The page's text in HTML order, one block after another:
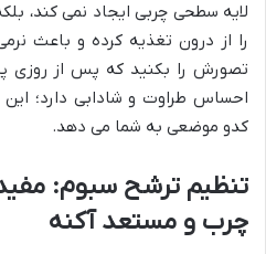
لایه سطحی چربی ایجاد نمی کند،
را از درون تغذیه کرده و باعث
تصورش را بکنید که پس از روزی
احساس طراوت و شادابی دارد؛
کدو موضعی به شما می دهد.
تنظیم ترشح سبوم:
چرب و مستعد آکنه